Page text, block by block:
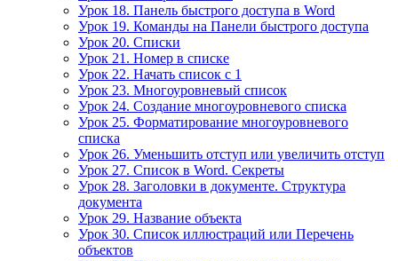
Урок 18. Панель быстрого доступа в Word
Урок 19. Команды на Панели быстрого доступа
Урок 20. Списки
Урок 21. Номер в списке
Урок 22. Начать список с 1
Урок 23. Многоуровневый список
Урок 24. Создание многоуровневого списка
Урок 25. Форматирование многоуровневого
списка
Урок 26. Уменьшить отступ или увеличить отступ
Урок 27. Список в Word. Секреты
Урок 28. Заголовки в документе. Структура
документа
Урок 29. Название объекта
Урок 30. Список иллюстраций или Перечень
объектов